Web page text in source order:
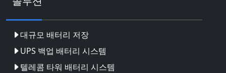
대규모 배터리 저장
UPS 백업 배터리 시스템
텔레콤 타워 배터리 시스템